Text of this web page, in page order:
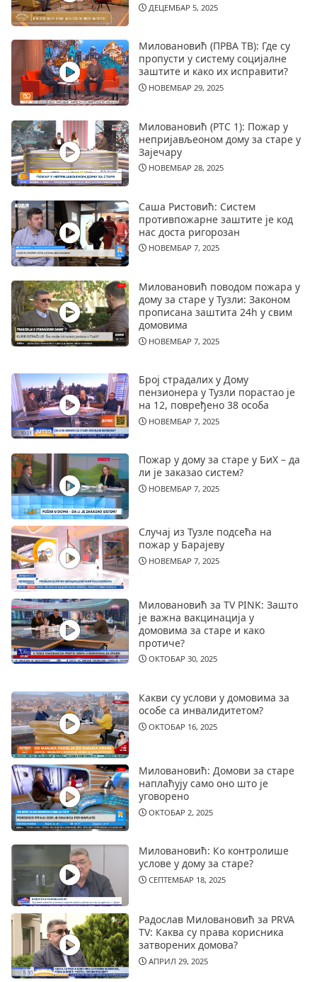
ДЕЦЕМБАР 5, 2025
Миловановић (ПРВА ТВ): Где су
пропусти у систему социјалне
заштите и како их исправити?
НОВЕМБАР 29, 2025
Миловановић (РТС 1): Пожар у
непријављеоном дому за старе у
Зајечару
НОВЕМБАР 28, 2025
Саша Ристовић: Систем
противпожарне заштите је код
нас доста ригорозан
НОВЕМБАР 7, 2025
Миловановић поводом пожара у
дому за старе у Тузли: Законом
прописана заштита 24h у свим
домовима
НОВЕМБАР 7, 2025
Број страдалих у Дому
пензионера у Тузли порастао је
на 12, повређено 38 особа
НОВЕМБАР 7, 2025
Пожар у дому за старе у БиХ – да
ли је заказао систем?
НОВЕМБАР 7, 2025
Случај из Тузле подсећа на
пожар у Барајеву
НОВЕМБАР 7, 2025
Миловановић за TV PINK: Зашто
је важна вакцинација у
домовима за старе и како
протиче?
ОКТОБАР 30, 2025
Какви су услови у домовима за
особе са инвалидитетом?
ОКТОБАР 16, 2025
Миловановић: Домови за старе
наплаћују само оно што је
уговорено
ОКТОБАР 2, 2025
Миловановић: Ко контролише
услове у дому за старе?
СЕПТЕМБАР 18, 2025
Радослав Миловановић за PRVA
TV: Каква су права корисника
затворених домова?
АПРИЛ 29, 2025